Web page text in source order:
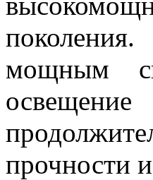
мощным
прочности